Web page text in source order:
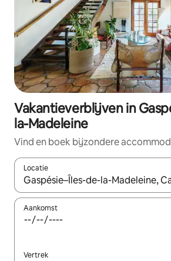
Vakantieverblijven in
la-Madeleine
Vind en boek bijzondere
Locatie
Wanneer er resultaten beschikbaar
Aankomst
Vertrek